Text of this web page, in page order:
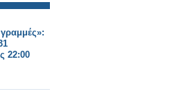
22:00